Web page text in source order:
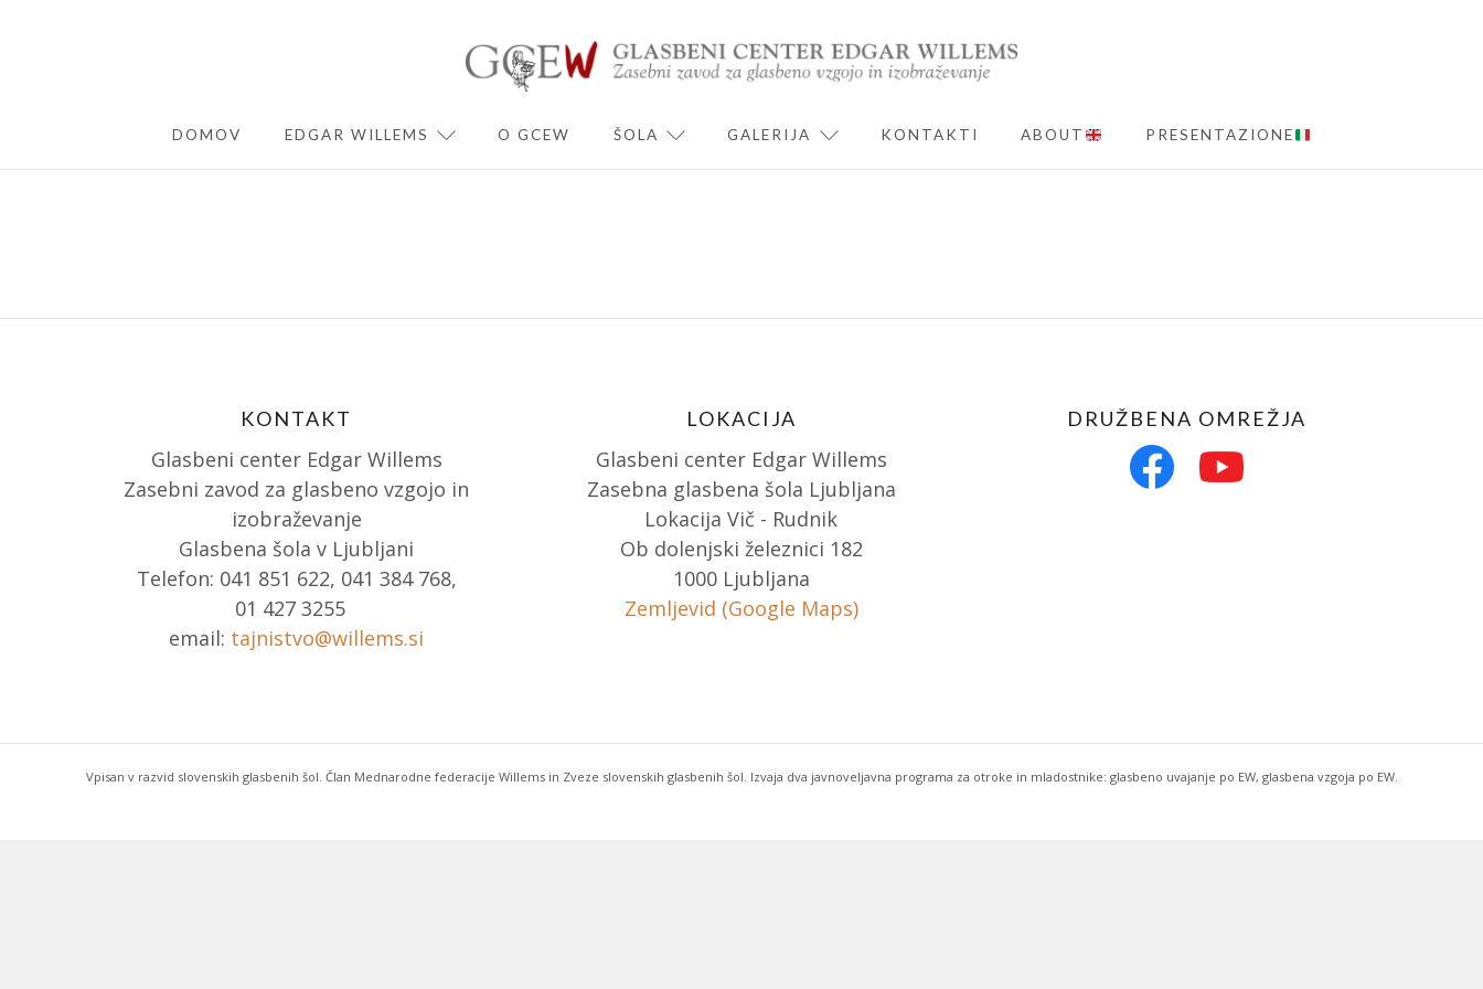
DOMOV EDGAR WILLEMS EXPAND CHILD MENU
O GCEW ŠOLA EXPAND CHILD MENU
GALERIJA EXPAND CHILD MENU
KONTAKTI ABOUT PRESENTAZIONE
KONTAKT
Glasbeni center Edgar Willems
Zasebni zavod za glasbeno vzgojo in
izobraževanje
Glasbena šola v Ljubljani
Telefon: 041 851 622, 041 384 768,
01 427 3255
email: tajnistvo@willems.si
LOKACIJA
Glasbeni center Edgar Willems
Zasebna glasbena šola Ljubljana
Lokacija Vič - Rudnik
Ob dolenjski železnici 182
1000 Ljubljana
Zemljevid (Google Maps)
DRUŽBENA OMREŽJA
Vpisan v razvid slovenskih glasbenih šol. Član Mednarodne federacije Willems in Zveze slovenskih glasbenih šol. Izvaja dva javnoveljavna programa za otroke in mladostnike: glasbeno uvajanje po EW, glasbena vzgoja po EW.